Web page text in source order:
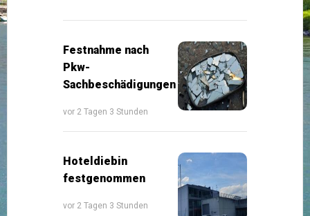
Festnahme nach
Pkw-
Sachbeschädigungen
vor 2 Tagen 3 Stunden
Hoteldiebin
festgenommen
vor 2 Tagen 3 Stunden